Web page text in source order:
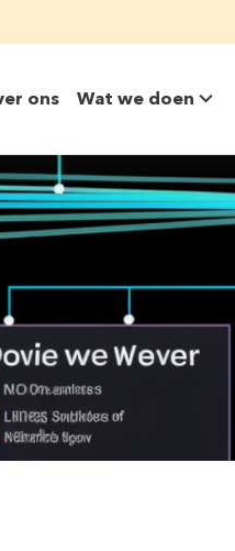
ons Wat we doen